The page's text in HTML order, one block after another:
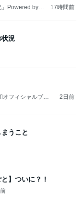
Powered by A
17時間前
状況
2日前
うこと
】ついに？！